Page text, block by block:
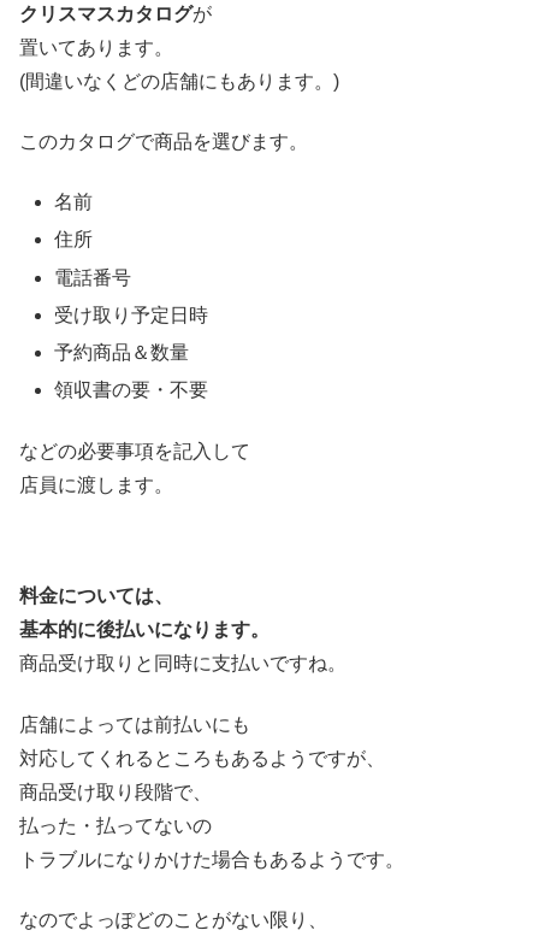
クリスマスカタログが
置いてあります。
(間違いなくどの店舗にもあります。)
このカタログで商品を選びます。
名前
住所
電話番号
受け取り予定日時
予約商品＆数量
領収書の要・不要
などの必要事項を記入して
店員に渡します。
料金については、
基本的に後払いになります。
商品受け取りと同時に支払いですね。
店舗によっては前払いにも
対応してくれるところもあるようですが、
商品受け取り段階で、
払った・払ってないの
トラブルになりかけた場合もあるようです。
なのでよっぽどのことがない限り、